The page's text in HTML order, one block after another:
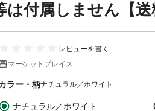
付属しません【送
レビューを書く
マーケットプレイス
ラー・柄ナチュラル／ホワイト
ナチュラル／ホワイト